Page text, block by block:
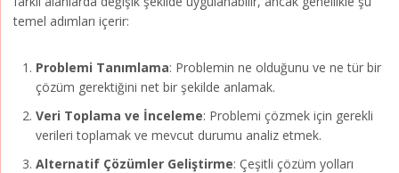
temel adımları içerir:
Problemi Tanımlama: Problemin ne olduğunu ve ne tür bir
çözüm gerektiğini net bir şekilde anlamak.
Veri Toplama ve İnceleme: Problemi çözmek için gerekli
verileri toplamak ve mevcut durumu analiz etmek.
Alternatif Çözümler Geliştirme: Çeşitli çözüm yolları